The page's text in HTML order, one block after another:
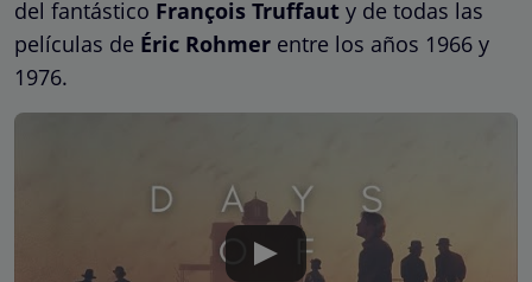
del fantástico François Truffaut y de todas las
películas de Éric Rohmer entre los años 1966 y
1976.